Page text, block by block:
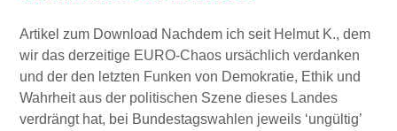
Artikel zum Download Nachdem ich seit Helmut K., dem
wir das derzeitige EURO-Chaos ursächlich verdanken
und der den letzten Funken von Demokratie, Ethik und
Wahrheit aus der politischen Szene dieses Landes
verdrängt hat, bei Bundestagswahlen jeweils ‘ungültig’